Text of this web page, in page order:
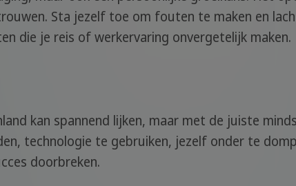
Sta jezelf toe om fouten te maken en
die je reis of werkervaring onvergetelijk maken.
kan spannend lijken, maar met de juiste
technologie te gebruiken, jezelf onder te
doorbreken.